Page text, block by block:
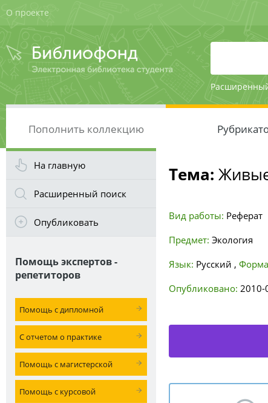
О проекте
Пополнить коллекцию
На главную
Расширенный поиск
Опубликовать
Помощь экспертов -
репетиторов
Помощь с дипломной
С отчетом о практике
Помощь с магистерской
Помощь с курсовой
Тема:
Вид работы: Реферат
Предмет: Экология
Язык: Русский ,
Опубликовано: 2010-